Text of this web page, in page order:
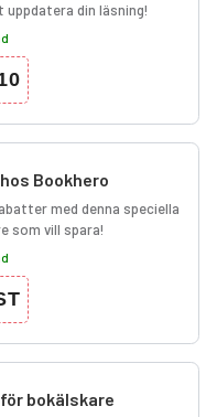
din läsning!
Bookhero
med denna speciella
som vill spara!
bokälskare